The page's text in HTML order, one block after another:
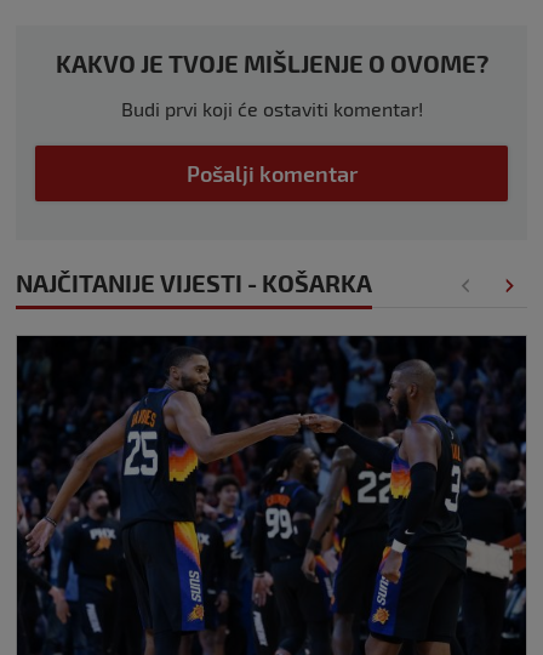
KAKVO JE TVOJE MIŠLJENJE O OVOME?
Budi prvi koji će ostaviti komentar!
Pošalji komentar
NAJČITANIJE VIJESTI - KOŠARKA